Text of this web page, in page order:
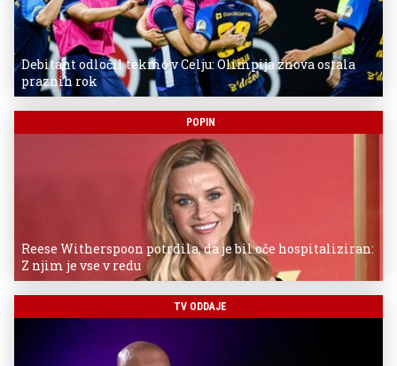
Debitant odločil tekmo v Celju: Olimpija znova ostala
praznih rok
POPIN
Reese Witherspoon potrdila, da je bil oče hospitaliziran:
Z njim je vse v redu
TV ODDAJE